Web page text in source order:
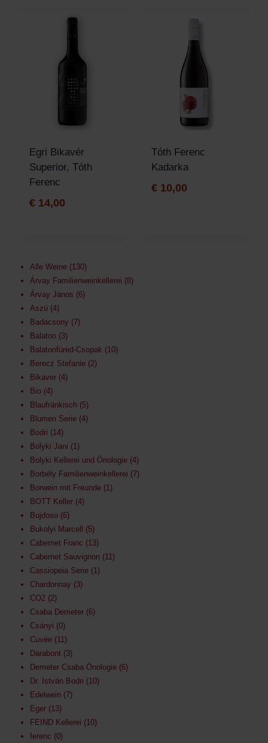
Egri Bikavér
Superior, Tóth
Ferenc
€14,00
Tóth Ferenc
Kadarka
€10,00
Alle Weine 130
Árvay Familienweinkellerei 8
Árvay János 6
Aszú 4
Badacsony 7
Balaton 3
Balatonfüred-Csopak 10
Berecz Stefanie 2
Bikaver 4
Bio 4
Blaufränkisch 5
Blumen Serie 4
Bodri 14
Bolyki Jani 1
Bolyki Kellerei und Önologie 4
Borbély Familienweinkellerei 7
Borwein mit Freunde 1
BOTT Keller 4
Bujdoso 6
Bukolyi Marcell 5
Cabernet Franc 13
Cabernet Sauvignon 11
Cassiopeia Serie 1
Chardonnay 3
CO2 2
Csaba Demeter 6
Csányi 0
Cuvée 11
Darabont 3
Demeter Csaba Önologie 6
Dr. István Bodri 10
Edelwein 7
Eger 13
FEIND Kellerei 10
ferenc 0